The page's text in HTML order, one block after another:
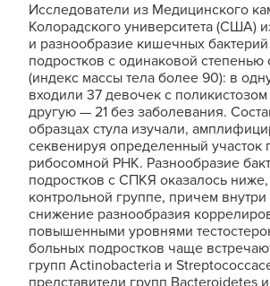
Исследователи из Медицинского
Колорадского университета (США)
и разнообразие кишечных
подростков с одинаковой
(индекс массы тела более 90): в
входили 37 девочек с
другую — 21 без заболевания.
образцах стула изучали,
секвенируя определенный участок
рибосомной РНК. Разнообразие
подростков с СПКЯ оказалось
контрольной группе, причем
снижение разнообразия
повышенными уровнями
больных подростков чаще
групп Actinobacteria и
представители групп Bacteroidetes и